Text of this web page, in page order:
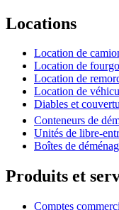
Locations
Location de
Location de
Location de
Location de
Diables et
Conteneurs de
Unités de libre-
Boîtes de
Produits et
Comptes